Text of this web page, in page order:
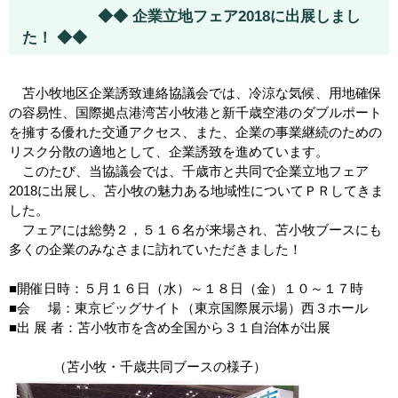
◆◆ 企業立地フェア2018に出展しまし
た！ ◆◆
苫小牧地区企業誘致連絡協議会では、冷涼な気候、用地確保
の容易性、国際拠点港湾苫小牧港と新千歳空港のダブルポート
を擁する優れた交通アクセス、また、企業の事業継続のための
リスク分散の適地として、企業誘致を進めています。
このたび、当協議会では、千歳市と共同で企業立地フェア
2018に出展し、苫小牧の魅力ある地域性についてＰＲしてきま
した。
フェアには総勢２，５１６名が来場され、苫小牧ブースにも
多くの企業のみなさまに訪れていただきました！
■開催日時：５月１６日（水）～１８日（金）１０～１７時
■会 場：東京ビッグサイト（東京国際展示場）西３ホール
■出 展 者：苫小牧市を含め全国から３１自治体が出展
（苫小牧・千歳共同ブースの様子）